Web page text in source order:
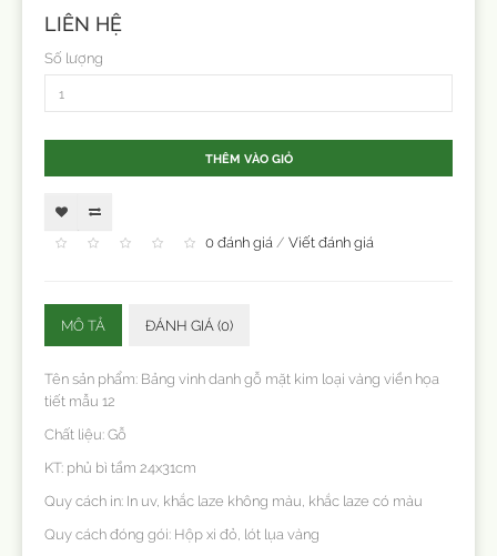
LIÊN HỆ
Số lượng
THÊM VÀO GIỎ
0 đánh giá/ Viết đánh giá
MÔ TẢ ĐÁNH GIÁ (0)
Tên sản phẩm: Bảng vinh danh gỗ mặt kim loại vàng viền họa
tiết mẫu 12
Chất liệu: Gỗ
KT: phủ bì tầm 24x31cm
Quy cách in: In uv, khắc laze không màu, khắc laze có màu
Quy cách đóng gói: Hộp xi đỏ, lót lụa vàng